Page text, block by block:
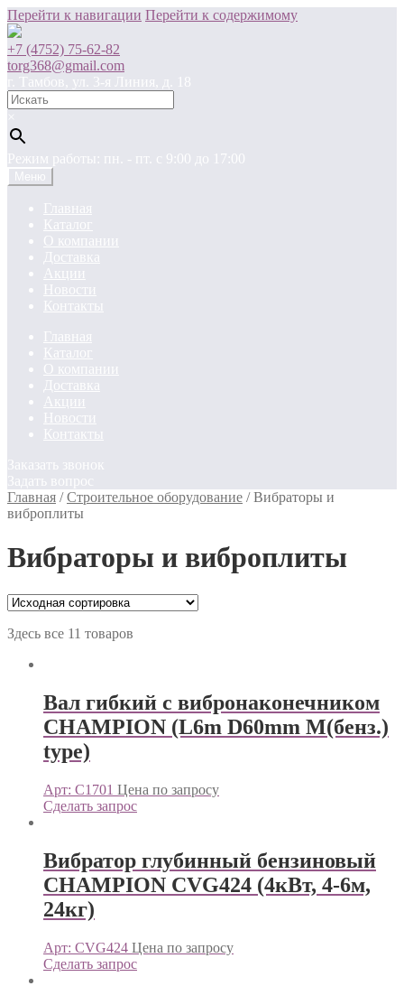
Перейти к навигации Перейти к содержимому
+7 (4752) 75-62-82
torg368@gmail.com
г. Тамбов, ул. 3-я Линия, д. 18
×
Режим работы: пн. - пт. c 9:00 до 17:00
Меню
Главная
Каталог
О компании
Доставка
Акции
Новости
Контакты
Главная
Каталог
О компании
Доставка
Акции
Новости
Контакты
Заказать звонок
Задать вопрос
Главная /Строительное оборудование /Вибраторы и
виброплиты
Вибраторы и виброплиты
Здесь все 11 товаров
Вал гибкий с вибронаконечником
CHAMPION (L6m D60mm M(бенз.)
type)
Арт: C1701 Цена по запросу
Сделать запрос
Вибратор глубинный бензиновый
CHAMPION CVG424 (4кВт, 4-6м,
24кг)
Арт: CVG424 Цена по запросу
Сделать запрос